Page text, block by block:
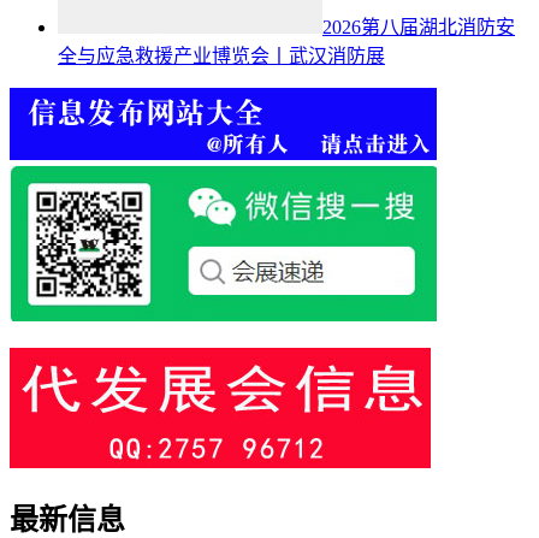
2026第八届湖北消防安
全与应急救援产业博览会丨武汉消防展
最新信息